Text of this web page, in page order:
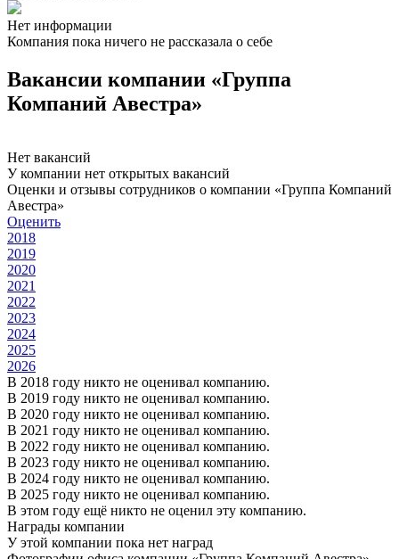
Нет информации
Компания пока ничего не рассказала о себе
Вакансии компании «Группа
Компаний Авестра»
Нет вакансий
У компании нет открытых вакансий
Оценки и отзывы сотрудников о компании «Группа Компаний
Авестра»
Оценить
2018
2019
2020
2021
2022
2023
2024
2025
2026
В 2018 году никто не оценивал компанию.
В 2019 году никто не оценивал компанию.
В 2020 году никто не оценивал компанию.
В 2021 году никто не оценивал компанию.
В 2022 году никто не оценивал компанию.
В 2023 году никто не оценивал компанию.
В 2024 году никто не оценивал компанию.
В 2025 году никто не оценивал компанию.
В этом году ещё никто не оценил эту компанию.
Награды компании
У этой компании пока нет наград